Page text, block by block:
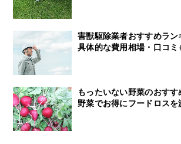
害獣駆除業者おすすめラ
具体的な費用相場・口コミ
もったいない野菜のおす
野菜でお得にフードロスを